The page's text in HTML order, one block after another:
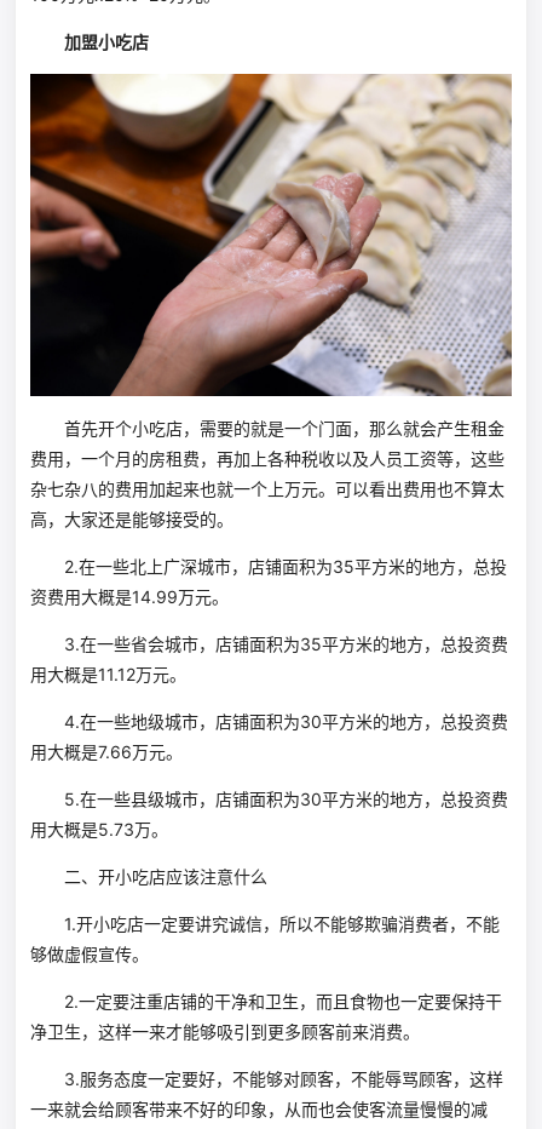
加盟小吃店
首先开个小吃店，需要的就是一个门面，那么就会产生租金
费用，一个月的房租费，再加上各种税收以及人员工资等，这些
杂七杂八的费用加起来也就一个上万元。可以看出费用也不算太
高，大家还是能够接受的。
2.在一些北上广深城市，店铺面积为35平方米的地方，总投
资费用大概是14.99万元。
3.在一些省会城市，店铺面积为35平方米的地方，总投资费
用大概是11.12万元。
4.在一些地级城市，店铺面积为30平方米的地方，总投资费
用大概是7.66万元。
5.在一些县级城市，店铺面积为30平方米的地方，总投资费
用大概是5.73万。
二、开小吃店应该注意什么
1.开小吃店一定要讲究诚信，所以不能够欺骗消费者，不能
够做虚假宣传。
2.一定要注重店铺的干净和卫生，而且食物也一定要保持干
净卫生，这样一来才能够吸引到更多顾客前来消费。
3.服务态度一定要好，不能够对顾客，不能辱骂顾客，这样
一来就会给顾客带来不好的印象，从而也会使客流量慢慢的减